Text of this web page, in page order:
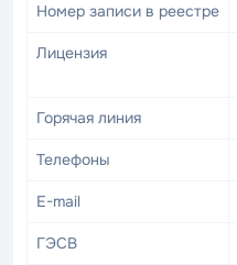
Номер записи в реестре
Лицензия
Горячая линия
Телефоны
E-mail
ГЭСВ